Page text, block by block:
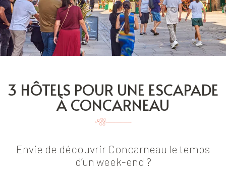
3 HÔTELS POUR UNE ESCAPADE
À CONCARNEAU
Envie de découvrir Concarneau le temps
d’un week-end ?